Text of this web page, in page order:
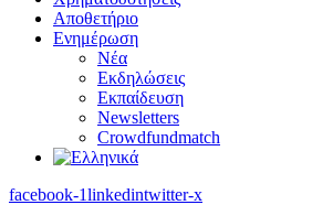
Αποθετήριο
Ενημέρωση
Νέα
Εκδηλώσεις
Εκπαίδευση
Newsletters
Crowdfundmatch
facebook-1linkedintwitter-x